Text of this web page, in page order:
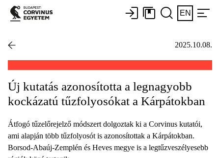
EN
2025.10.08.
Új kutatás azonosította a legnagyobb
kockázatú tűzfolyosókat a Kárpátokban
Átfogó tűzelőrejelző módszert dolgoztak ki a Corvinus kutatói,
ami alapján több tűzfolyosót is azonosítottak a Kárpátokban.
Borsod-Abaúj-Zemplén és Heves megye is a legtűzveszélyesebb